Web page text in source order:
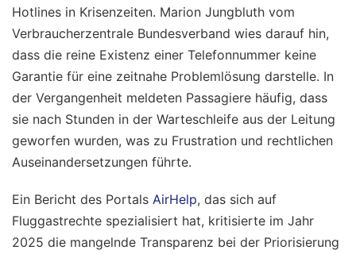
Hotlines in Krisenzeiten. Marion Jungbluth vom
Verbraucherzentrale Bundesverband wies darauf hin,
dass die reine Existenz einer Telefonnummer keine
Garantie für eine zeitnahe Problemlösung darstelle. In
der Vergangenheit meldeten Passagiere häufig, dass
sie nach Stunden in der Warteschleife aus der Leitung
geworfen wurden, was zu Frustration und rechtlichen
Auseinandersetzungen führte.
Ein Bericht des Portals AirHelp, das sich auf
Fluggastrechte spezialisiert hat, kritisierte im Jahr
2025 die mangelnde Transparenz bei der Priorisierung